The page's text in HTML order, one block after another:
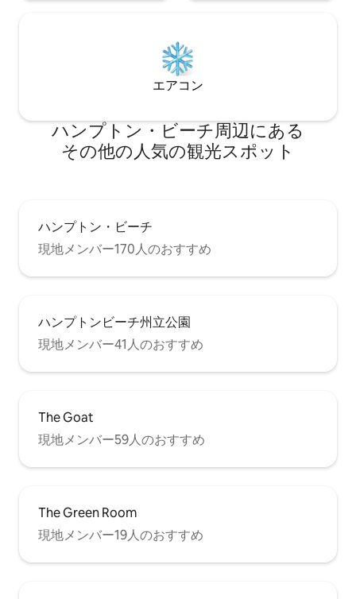
エアコン
ハンプトン・ビーチ⁠周⁠辺⁠に⁠あ⁠る
そ⁠の⁠他⁠の人⁠気⁠の観⁠光⁠ス⁠ポ⁠ッ⁠ト
ハンプトン・ビーチ
現地メンバー170人のおすすめ
ハンプトンビーチ州立公園
現地メンバー41人のおすすめ
The Goat
現地メンバー59人のおすすめ
The Green Room
現地メンバー19人のおすすめ